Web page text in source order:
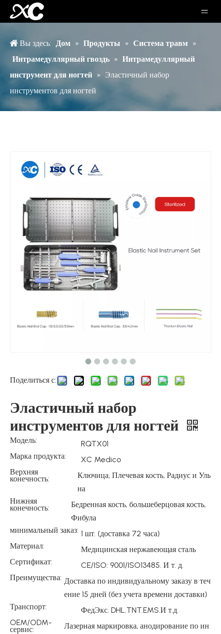
Вы здесь: Дом » Продукты » Система травм »
Интрамедуллярный гвоздь » Интрамедуллярный
инструмент для ногтей » Эластичный набор
инструментов для ногтей
Поделиться с:
Эластичный набор
инструментов для ногтей
Модель:
RQTX01
Марка продукта:
XC Medico
Верхняя
конечность:
Ключица, Плечевая кость, Радиус и Уль
на
Нижняя
конечность:
Бедренная кость, большеберцовая кость,
Фибула
минимальный заказ: 1 шт. (доставка 72 часа)
Материал:
Медицинская нержавеющая сталь
Сертификат:
CE/ISO: 9001/ISO13485. И т. д.
Преимущества: Доставка по индивидуальному заказу в теч
ение 15 дней (без учета времени доставки)
Транспорт:
ФедЭкс. DHL.TNT.EMS.И т.д.
OEM/ODM-
сервис:
Лазерная маркировка, анодирование по ин